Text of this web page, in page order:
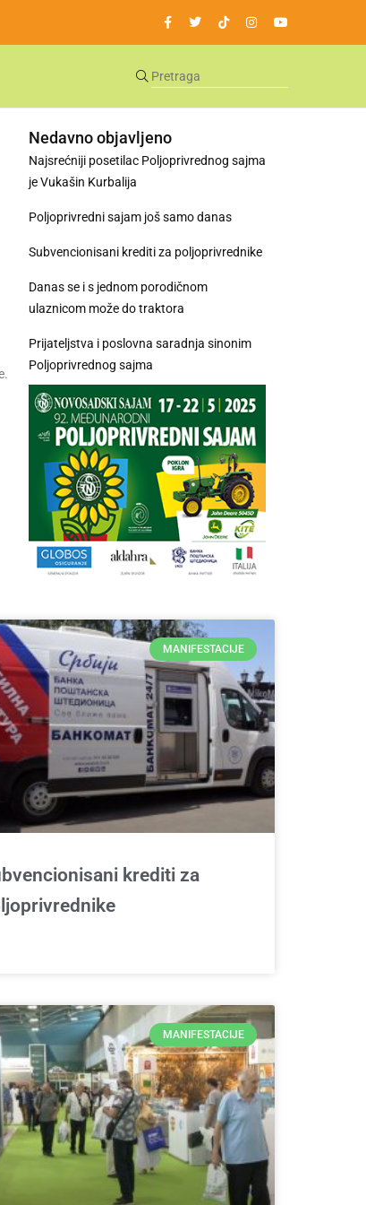
Nedavno objavljeno
Najsrećniji posetilac Poljoprivrednog sajma
je Vukašin Kurbalija
Poljoprivredni sajam još samo danas
Subvencionisani krediti za poljoprivrednike
Danas se i s jednom porodičnom
ulaznicom može do traktora
Prijateljstva i poslovna saradnja sinonim
Poljoprivrednog sajma
MANIFESTACIJE
krediti za
MANIFESTACIJE